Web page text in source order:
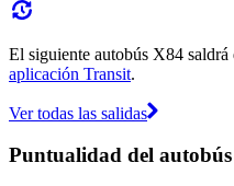
El siguiente autobús X84
aplicación Transit.
Ver todas las salidas
Puntualidad del